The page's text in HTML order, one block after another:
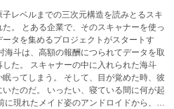
レベルまでの三次元構造を読みとるスキ
た。 とある企業で、そのスキャナーを使っ
タを集めるプロジェクトがスタートす
した。 スキャナーの中に入れられた海斗
ってしまう。 そして、目が覚めた時、彼
たのだ。 いったい、寝ている間に何が起
に現れたメイド姿のアンドロイドから、驚